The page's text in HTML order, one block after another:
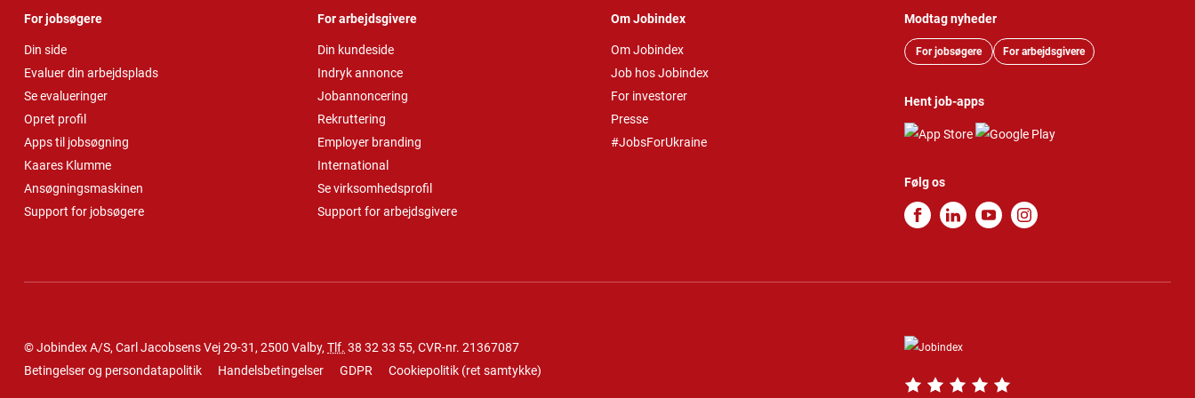
For jobsøgere
Din side
Evaluer din arbejdsplads
Se evalueringer
Opret profil
Apps til jobsøgning
Kaares Klumme
Ansøgningsmaskinen
Support for jobsøgere
For arbejdsgivere
Din kundeside
Indryk annonce
Jobannoncering
Rekruttering
Employer branding
International
Se virksomhedsprofil
Support for arbejdsgivere
Om Jobindex
Om Jobindex
Job hos Jobindex
For investorer
Presse
#JobsForUkraine
Modtag nyheder
For jobsøgere For arbejdsgivere
Hent job-apps
Følg os
© Jobindex A/S, Carl Jacobsens Vej 29-31, 2500 Valby, Tlf. 38 32 33 55, CVR-nr. 21367087
Betingelser og persondatapolitik
Handelsbetingelser GDPR Cookiepolitik (ret samtykke)